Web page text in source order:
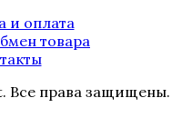
и оплата
товара
Все права защищены.